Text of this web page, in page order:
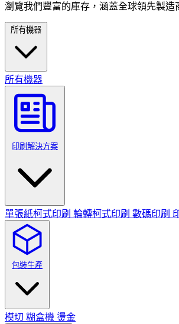
瀏覽我們豐富的庫存，涵蓋全球領先製
所有機器
所有機器
印刷解決方案
單張紙柯式印刷 輪轉柯式印刷 數碼印刷
包裝生產
模切 糊盒機 燙金